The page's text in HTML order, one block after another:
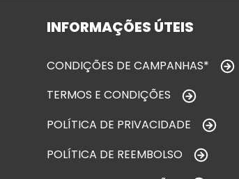
INFORMAÇÕES ÚTEIS
CONDIÇÕES DE CAMPANHAS*
TERMOS E CONDIÇÕES
POLÍTICA DE PRIVACIDADE
POLÍTICA DE REEMBOLSO